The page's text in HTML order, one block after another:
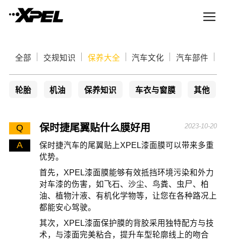
全部 交规知识 保养大全 汽车文化 汽车部件
轮胎 机油 保养知识 车衣与窗膜 其他
Q 保时捷尾翼贴什么膜好用 2023-10-20
A
保时捷汽车的尾翼贴上XPEL漆面膜可以带来多重
优势。
首先，XPEL漆面膜能够有效抵挡环境污染和外力
对车漆的伤害，如飞石、沙尘、鸟粪、虫尸、柏
油、植物汁液、有机化学物等，让您在各种路况上
都能安心驾驶。
其次，XPEL漆面保护膜的背胶采用独特配方与技
术，与漆面完美粘合，提升车型轮廓线上的吻合